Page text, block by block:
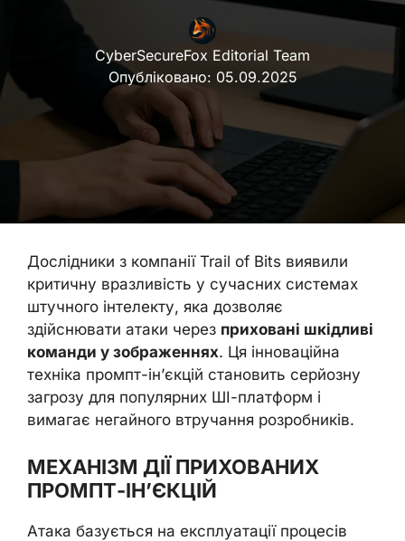
CyberSecureFox Editorial Team
Опубліковано: 05.09.2025
Дослідники з компанії Trail of Bits виявили
критичну вразливість у сучасних системах
штучного інтелекту, яка дозволяє
здійснювати атаки через приховані шкідливі
команди у зображеннях. Ця інноваційна
техніка промпт-ін’єкцій становить серйозну
загрозу для популярних ШІ-платформ і
вимагає негайного втручання розробників.
МЕХАНІЗМ ДІЇ ПРИХОВАНИХ
ПРОМПТ-ІН’ЄКЦІЙ
Атака базується на експлуатації процесів